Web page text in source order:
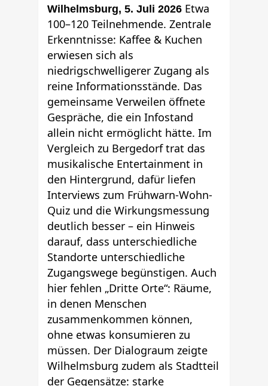
Wilhelmsburg, 5. Juli 2026 Etwa
100–120 Teilnehmende. Zentrale
Erkenntnisse: Kaffee & Kuchen
erwiesen sich als
niedrigschwelligerer Zugang als
reine Informationsstände. Das
gemeinsame Verweilen öffnete
Gespräche, die ein Infostand
allein nicht ermöglicht hätte. Im
Vergleich zu Bergedorf trat das
musikalische Entertainment in
den Hintergrund, dafür liefen
Interviews zum Frühwarn-Wohn-
Quiz und die Wirkungsmessung
deutlich besser – ein Hinweis
darauf, dass unterschiedliche
Standorte unterschiedliche
Zugangswege begünstigen. Auch
hier fehlen „Dritte Orte“: Räume,
in denen Menschen
zusammenkommen können,
ohne etwas konsumieren zu
müssen. Der Dialograum zeigte
Wilhelmsburg zudem als Stadtteil
der Gegensätze: starke